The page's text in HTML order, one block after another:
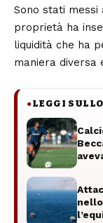
Sono stati
proprietà ha
liquidità che ha
maniera diversa
●LEGGI